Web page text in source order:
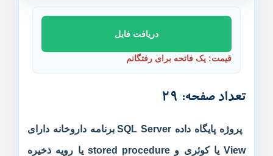
دریافت فایل
قیمت: یک فاتحه برای رفتگانم
تعداد صفحه: 29
پروژه پایگاه داده SQL Server برنامه داروخانه دارای
View یا کوئری و stored procedure یا رویه ذخیره